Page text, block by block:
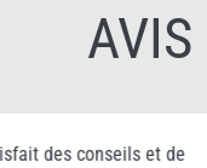
AVIS
des conseils et de